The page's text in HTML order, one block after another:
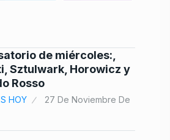
de miércoles:,
Sztulwark, Horowicz y
Rosso
HOY
27 De Noviembre De